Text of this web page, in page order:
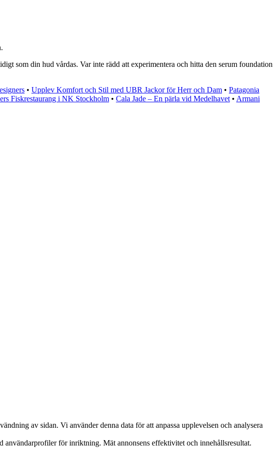
som din hud vårdas. Var inte rädd att experimentera och hitta den serum foundation
• Upplev Komfort och Stil med UBR Jackor för Herr och Dam • Patagonia
Fiskrestaurang i NK Stockholm • Cala Jade – En pärla vid Medelhavet • Armani
av sidan. Vi använder denna data för att anpassa upplevelsen och analysera
användarprofiler för inriktning. Mät annonsens effektivitet och innehållsresultat.